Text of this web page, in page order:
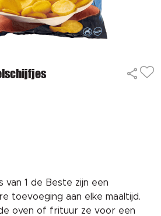
van 1 de Beste zijn een
toevoeging aan elke maaltijd.
oven of frituur ze voor een